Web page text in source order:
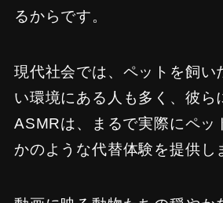
るからです。
現代社会では、ペットを飼い
い環境にある人も多く、彼ら
ASMRは、まるで実際にペッ
かのような代替体験を提供し